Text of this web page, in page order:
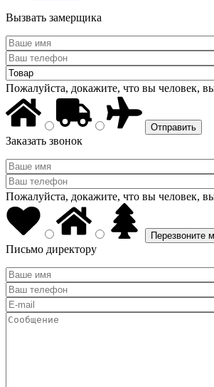
Вызвать замерщика
Пожалуйста, докажите, что вы человек,
Заказать звонок
Пожалуйста, докажите, что вы человек,
Письмо директору